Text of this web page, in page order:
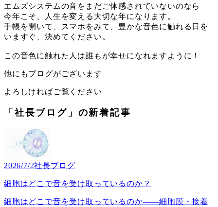
エムズシステムの音をまだご体感されていないのなら
今年こそ、人生を変える大切な年になります。
手帳を開いて、スマホをみて、豊かな音色に触れる日を
いますぐ、決めてください。
この音色に触れた人は誰もが幸せになれますように！
他にもブログがございます
よろしければご覧ください
「社長ブログ」の新着記事
2026/7/2社長ブログ
細胞はどこで音を受け取っているのか？
細胞はどこで音を受け取っているのか――細胞膜・接着